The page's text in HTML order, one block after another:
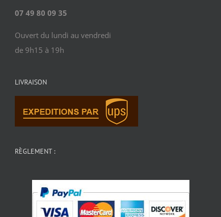
07 49 80 09 35
Ouvert du lundi au vendredi
de 9h15 à 19h
LIVRAISON
RÈGLEMENT :